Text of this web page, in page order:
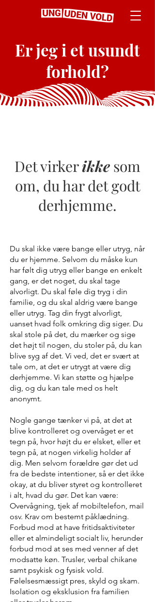
Er jeg i et usundt
forhold?
Det virkerikke som
om, du har det godt
derhjemme.
Du skal ikke være bange eller utryg, når
du er hjemme. Selvom du måske kun
har følt dig utryg eller bange en enkelt
gang, er det noget, du skal tage
alvorligt. Du skal føle dig tryg i din
familie, og du skal aldrig være bange
eller utryg. Tag din frygt alvorligt,
uanset hvad folk omkring dig siger. Du
skal stole på det, du mærker og sige
det højt til nogen, du stoler på, du kan
blive syg af det. Vi ved, det er svært at
tale om, at det er utrygt at være dig
derhjemme. Vi kan støtte og hjælpe
dig, og du kan tale med os helt
anonymt.
Nogle gange tænker vi på, at det at
blive kontrolleret og overvåget er et
tegn på, hvor højt du er elsket, eller et
tegn på, at nogen virkelig holder af
dig. Men selvom forældre gør det ud
fra de bedste intentioner, så er det ikke
okay, at du bliver styret og kontrolleret
i alt, hvad du gør. Det kan være:
Overvågning, tjek af mobiltelefon, mail
osv. Krav om bestemt påklædning.
Forbud mod at have fritidsaktiviteter
eller et almindeligt socialt liv, herunder
forbud mod at ses med venner af det
modsatte køn. Trusler, verbal chikane
samt psykisk og fysisk vold.
Følelsesmæssigt pres, skyld og skam.
Isolation og eksklusion fra familien